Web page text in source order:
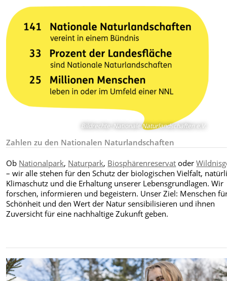
Bildrechte: Nationale Naturlandschaften e.V.
Zahlen zu den Nationalen Naturlandschaften
Ob Nationalpark, Naturpark, Biosphärenreservat oder
– wir alle stehen für den Schutz der biologischen Vielfalt,
Klimaschutz und die Erhaltung unserer Lebensgrundlagen. Wir
forschen, informieren und begeistern. Unser Ziel: Menschen
Schönheit und den Wert der Natur sensibilisieren und ihnen
Zuversicht für eine nachhaltige Zukunft geben.